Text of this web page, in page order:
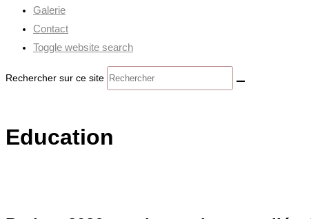
Galerie
Contact
Toggle website search
Rechercher sur ce site
Education